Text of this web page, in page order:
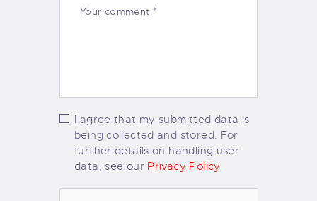
I agree that my submitted data is
being collected and stored. For
further details on handling user
data, see our Privacy Policy